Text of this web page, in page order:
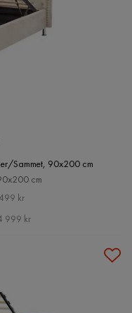
Sammet, 90x200 cm
cm
kr
999 kr